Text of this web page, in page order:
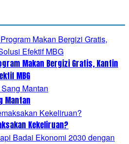
Makan Bergizi Gratis, Kantin
MBG
Mantan
Kekeliruan?